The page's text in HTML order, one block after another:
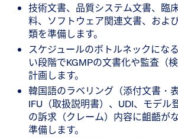
技術文書、品質システム文書、臨
料、ソフトウェア関連文書、およ
類を準備します。
スケジュールのボトルネックにな
い段階でKGMPの文書化や監査（
計画します。
韓国語のラベリング（添付文書・
IFU（取扱説明書）、UDI、モデル
の訴求（クレーム）内容に齟齬が
準備します。